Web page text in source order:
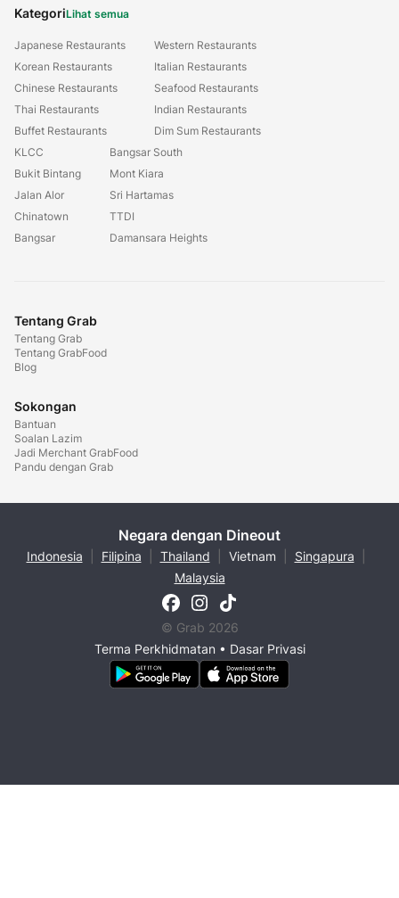
KategoriLihat semua
Japanese Restaurants
Korean Restaurants
Chinese Restaurants
Thai Restaurants
Buffet Restaurants
Western Restaurants
Italian Restaurants
Seafood Restaurants
Indian Restaurants
Dim Sum Restaurants
KLCC
Bukit Bintang
Jalan Alor
Chinatown
Bangsar
Bangsar South
Mont Kiara
Sri Hartamas
TTDI
Damansara Heights
Tentang Grab
Tentang Grab
Tentang GrabFood
Blog
Sokongan
Bantuan
Soalan Lazim
Jadi Merchant GrabFood
Pandu dengan Grab
Negara dengan Dineout
Indonesia Filipina Thailand Vietnam Singapura
Malaysia
© Grab 2026
Terma Perkhidmatan• Dasar Privasi